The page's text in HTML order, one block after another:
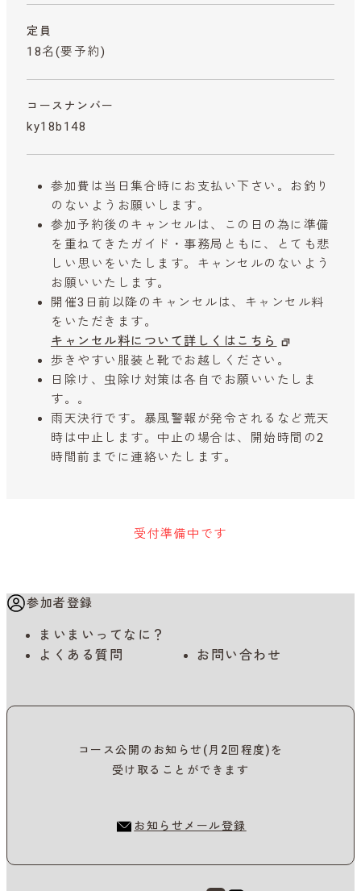
定員
18名(要予約)
コースナンバー
ky18b148
参加費は当日集合時にお支払い下さい。お釣り
のないようお願いします。
参加予約後のキャンセルは、この日の為に準備
を重ねてきたガイド・事務局ともに、とても悲
しい思いをいたします。キャンセルのないよう
お願いいたします。
開催3日前以降のキャンセルは、キャンセル料
をいただきます。
キャンセル料について詳しくはこちら
歩きやすい服装と靴でお越しください。
日除け、虫除け対策は各自でお願いいたしま
す。。
雨天決行です。暴風警報が発令されるなど荒天
時は中止します。中止の場合は、開始時間の2
時間前までに連絡いたします。
受付準備中です
参加者登録
まいまいってなに？
よくある質問
お問い合わせ
コース公開のお知らせ(月2回程度)を
受け取ることができます
お知らせメール登録